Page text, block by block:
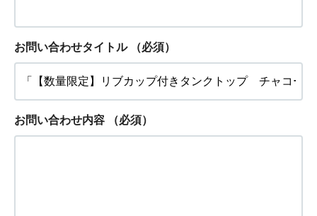
お問い合わせタイトル （必須）
お問い合わせ内容 （必須）